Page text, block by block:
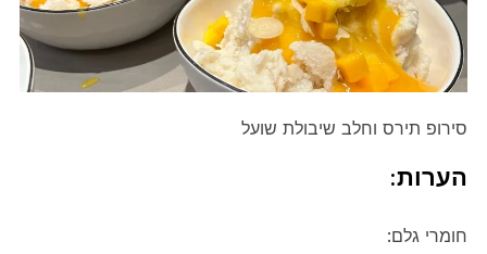
סירופ תירס וחלב שיבולת שועל
הערות:
חומרי גלם: